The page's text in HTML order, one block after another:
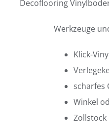
Decoflooring
Werkzeuge
Klick-
scharfes
Winkel